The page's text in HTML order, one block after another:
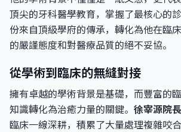
頂尖的牙科醫學教育，掌握了最核心的
份來自頂級學府的傳承，轉化為他在臨
的嚴謹態度和對醫療品質的絕不妥協。
從學術到臨床的無縫對接
擁有卓越的學術背景是基礎，而豐富的
知識轉化為治癒力量的關鍵。 徐宰源院長
臨床一線深耕，積累了大量處理複雜咬